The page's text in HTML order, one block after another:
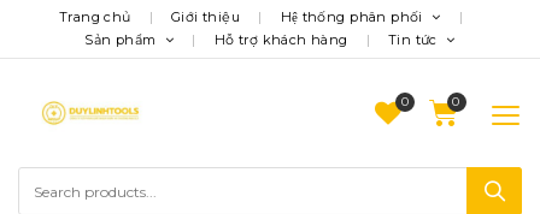
Trang chủ Giới thiệu
Hệ thống phân phối
Sản phẩm
Hỗ trợ khách hàng Tin tức
0